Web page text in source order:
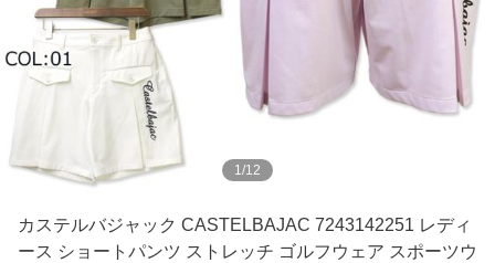
1/12
カステルバジャック CASTELBAJAC 7243142251 レディ
ース ショートパンツ ストレッチ ゴルフウェア スポーツウ